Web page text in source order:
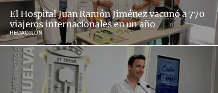
El Hospital Juan Ramón Jiménez vacunó a 770
viajeros internacionales en un año
REDACCIÓN